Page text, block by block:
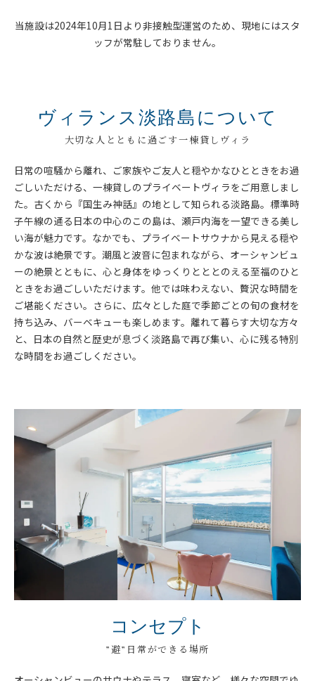
当施設は2024年10月1日より非接触型運営のため、現地にはスタ
ッフが常駐しておりません。
大切な人とともに過ごす一棟貸しヴィラ
ヴィランス淡路島について
日常の喧騒から離れ、ご家族やご友人と穏やかなひとときをお過
ごしいただける、一棟貸しのプライベートヴィラをご用意しまし
た。古くから『国生み神話』の地として知られる淡路島。標準時
子午線の通る日本の中心のこの島は、瀬戸内海を一望できる美し
い海が魅力です。なかでも、プライベートサウナから見える穏や
かな波は絶景です。潮風と波音に包まれながら、オーシャンビュ
ーの絶景とともに、心と身体をゆっくりとととのえる至福のひと
ときをお過ごしいただけます。他では味わえない、贅沢な時間を
ご堪能ください。さらに、広々とした庭で季節ごとの旬の食材を
持ち込み、バーベキューも楽しめます。離れて暮らす大切な方々
と、日本の自然と歴史が息づく淡路島で再び集い、心に残る特別
な時間をお過ごしください。
コンセプト
”避”日常ができる場所